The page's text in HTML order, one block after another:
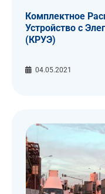
Комплектное
Устройство c
(КРУЭ)
04.05.2021